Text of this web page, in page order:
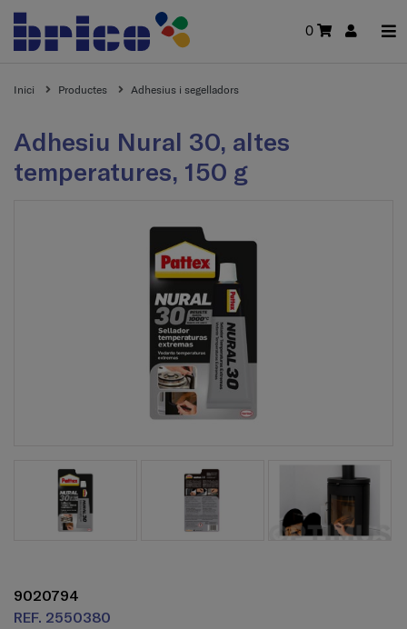
0
Inici Productes Adhesius i segelladors
Adhesiu Nural 30, altes
temperatures, 150 g
9020794
REF. 2550380